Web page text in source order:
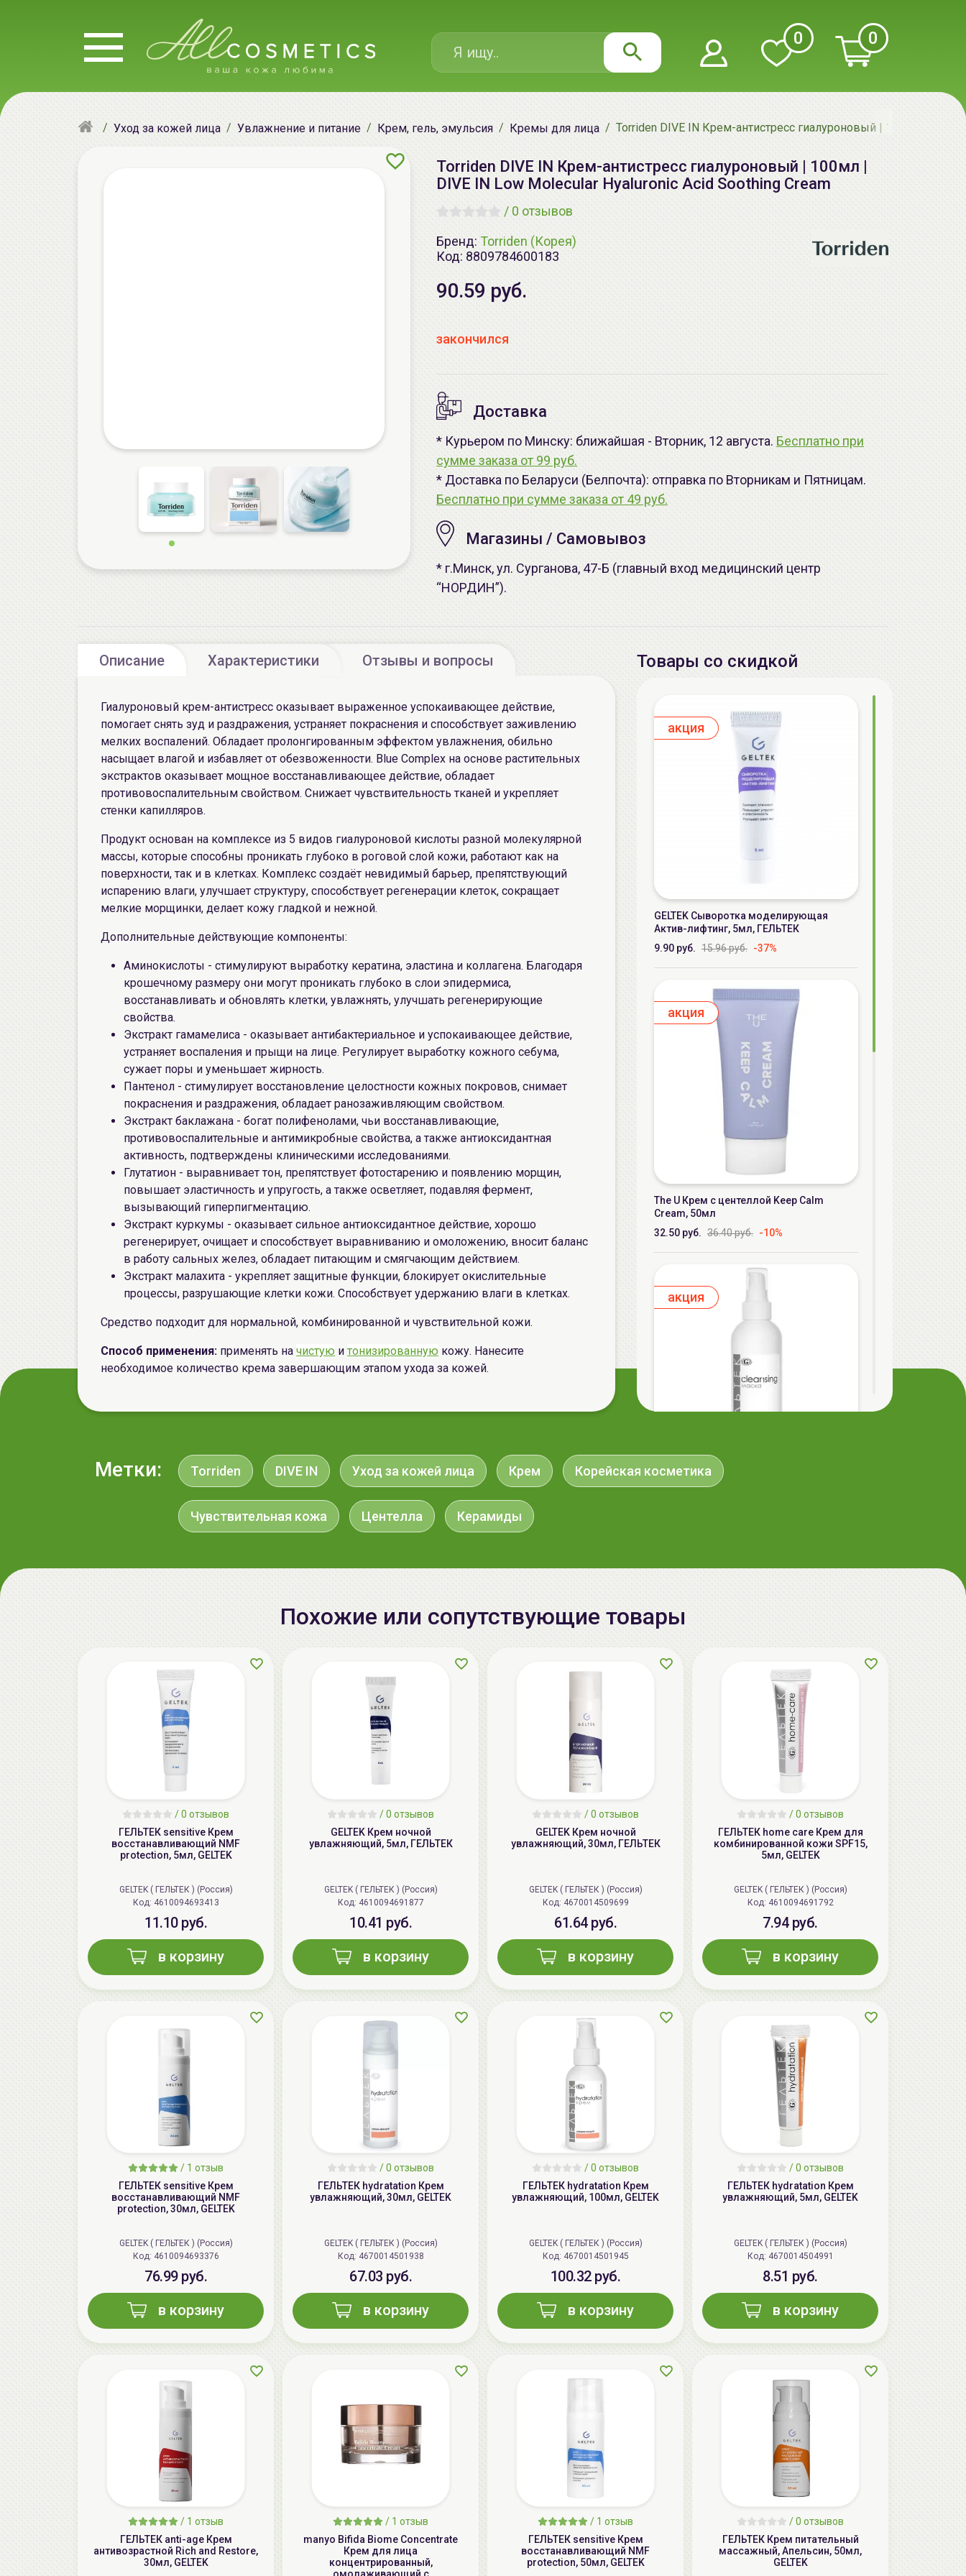
0 0
Уход за кожей лица Увлажнение и питание Крем, гель, эмульсия Кремы для лица Torriden DIVE IN Крем-антистресс гиалуроновый | 100мл | DIVE
Torriden DIVE IN Крем-антистресс гиалуроновый | 100мл |
DIVE IN Low Molecular Hyaluronic Acid Soothing Cream
/ 0 отзывов
Бренд: Torriden (Корея)
Код: 8809784600183
90.59 руб.
закончился
Доставка
* Курьером по Минску: ближайшая - Вторник, 12 августа. Бесплатно при
сумме заказа от 99 руб.
* Доставка по Беларуси (Белпочта): отправка по Вторникам и Пятницам.
Бесплатно при сумме заказа от 49 руб.
Магазины / Самовывоз
* г.Минск, ул. Сурганова, 47-Б (главный вход медицинский центр
“НОРДИН”).
Описание Характеристики Отзывы и вопросы
Гиалуроновый крем-антистресс оказывает выраженное успокаивающее действие,
помогает снять зуд и раздражения, устраняет покраснения и способствует заживлению
мелких воспалений. Обладает пролонгированным эффектом увлажнения, обильно
насыщает влагой и избавляет от обезвоженности. Blue Complex на основе растительных
экстрактов оказывает мощное восстанавливающее действие, обладает
противовоспалительным свойством. Снижает чувствительность тканей и укрепляет
стенки капилляров.
Продукт основан на комплексе из 5 видов гиалуроновой кислоты разной молекулярной
массы, которые способны проникать глубоко в роговой слой кожи, работают как на
поверхности, так и в клетках. Комплекс создаёт невидимый барьер, препятствующий
испарению влаги, улучшает структуру, способствует регенерации клеток, сокращает
мелкие морщинки, делает кожу гладкой и нежной.
Дополнительные действующие компоненты:
Аминокислоты - стимулируют выработку кератина, эластина и коллагена. Благодаря
крошечному размеру они могут проникать глубоко в слои эпидермиса,
восстанавливать и обновлять клетки, увлажнять, улучшать регенерирующие
свойства.
Экстракт гамамелиса - оказывает антибактериальное и успокаивающее действие,
устраняет воспаления и прыщи на лице. Регулирует выработку кожного себума,
сужает поры и уменьшает жирность.
Пантенол - стимулирует восстановление целостности кожных покровов, снимает
покраснения и раздражения, обладает ранозаживляющим свойством.
Экстракт баклажана - богат полифенолами, чьи восстанавливающие,
противовоспалительные и антимикробные свойства, а также антиоксидантная
активность, подтверждены клиническими исследованиями.
Глутатион - выравнивает тон, препятствует фотостарению и появлению морщин,
повышает эластичность и упругость, а также осветляет, подавляя фермент,
вызывающий гиперпигментацию.
Экстракт куркумы - оказывает сильное антиоксидантное действие, хорошо
регенерирует, очищает и способствует выравниванию и омоложению, вносит баланс
в работу сальных желез, обладает питающим и смягчающим действием.
Экстракт малахита - укрепляет защитные функции, блокирует окислительные
процессы, разрушающие клетки кожи. Способствует удержанию влаги в клетках.
Средство подходит для нормальной, комбинированной и чувствительной кожи.
Способ применения: применять на чистую и тонизированную кожу. Нанесите
необходимое количество крема завершающим этапом ухода за кожей.
Товары со скидкой
aкция
GELTEK Сыворотка моделирующая
Актив-лифтинг, 5мл, ГЕЛЬТЕК
9.90 руб. 15.96 руб. -37%
aкция
The U Крем с центеллой Keep Calm
Cream, 50мл
32.50 руб. 36.40 руб. -10%
aкция
ГЕЛЬТЕК cleansing Маска энзимная
AiliCode Бальзам для волос
27.38 руб. -26%
AiliCode Восстанавливающий крем-
-50%
Метки: Torriden DIVE IN Уход за кожей лица Крем Корейская косметика
Чувствительная кожа Центелла Керамиды
Похожие или сопутствующие товары
/0 отзывов
ГЕЛЬТЕК sensitive Крем
восстанавливающий NMF
protection, 5мл, GELTEK
GELTEK ( ГЕЛЬТЕК ) (Россия)
Код: 4610094693413
11.10 руб.
в корзину
/0 отзывов
GELTEK Крем ночной
увлажняющий, 5мл, ГЕЛЬТЕК
GELTEK ( ГЕЛЬТЕК ) (Россия)
Код: 4610094691877
10.41 руб.
в корзину
/0 отзывов
GELTEK Крем ночной
увлажняющий, 30мл, ГЕЛЬТЕК
GELTEK ( ГЕЛЬТЕК ) (Россия)
Код: 4670014509699
61.64 руб.
в корзину
/0 отзывов
ГЕЛЬТЕК home care Крем для
комбинированной кожи SPF15,
5мл, GELTEK
GELTEK ( ГЕЛЬТЕК ) (Россия)
Код: 4610094691792
7.94 руб.
в корзину
/ 1 отзыв
ГЕЛЬТЕК sensitive Крем
восстанавливающий NMF
protection, 30мл, GELTEK
GELTEK ( ГЕЛЬТЕК ) (Россия)
Код: 4610094693376
76.99 руб.
в корзину
/0 отзывов
ГЕЛЬТЕК hydratation Крем
увлажняющий, 30мл, GELTEK
GELTEK ( ГЕЛЬТЕК ) (Россия)
Код: 4670014501938
67.03 руб.
в корзину
/0 отзывов
ГЕЛЬТЕК hydratation Крем
увлажняющий, 100мл, GELTEK
GELTEK ( ГЕЛЬТЕК ) (Россия)
Код: 4670014501945
100.32 руб.
в корзину
/0 отзывов
ГЕЛЬТЕК hydratation Крем
увлажняющий, 5мл, GELTEK
GELTEK ( ГЕЛЬТЕК ) (Россия)
Код: 4670014504991
8.51 руб.
в корзину
/ 1 отзыв
ГЕЛЬТЕК anti-age Крем
антивозрастной Rich and Restore,
30мл, GELTEK
/ 1 отзыв
manyo Bifida Biome Concentrate
Крем для лица
концентрированный,
/ 1 отзыв
ГЕЛЬТЕК sensitive Крем
восстанавливающий NMF
protection, 50мл, GELTEK
/0 отзывов
ГЕЛЬТЕК Крем питательный
массажный, Апельсин, 50мл,
GELTEK